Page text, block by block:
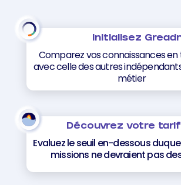
Initialisez
Comparez vos connaissances
avec celle des autres
métier
Découvrez votre
Evaluez le seuil en-dessous
missions ne devraient pas